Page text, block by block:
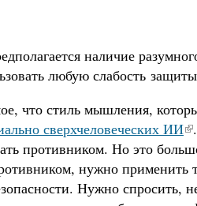
наличие
любую слабость
что стиль мышления,
сверхчеловеческих ИИ
противником. Но это
нужно применить
Нужно спросить,